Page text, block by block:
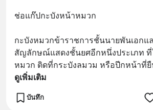
ช่อแก๊ปกะบังหน้าหมวก
กะบังหมวกข้าราชการชั้นนายพันเอกแ
สัญลักษณ์แสดงชั้นยศอีกหนึ่งประเภท
หมวก ติดที่กระบังลมวม หรือปีกหน้าที่
ดูเพิ่มเติม
บันทึก